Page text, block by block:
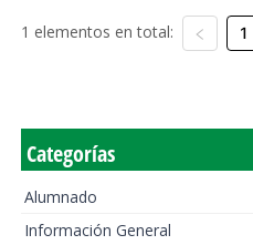
1 elementos en total: 1
Categorías
Alumnado
Información General